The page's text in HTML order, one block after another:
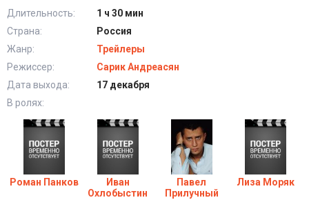
Зима в Простоквашино (2026) в хорошем качестве
HD
Длительность:
1 ч 30 мин
Страна:
Россия
Жанр:
Трейлеры
Режиссер:
Сарик Андреасян
Дата выхода:
17 декабря
В ролях:
Роман Панков
Иван
Охлобыстин
Павел
Прилучный
Лиза Моряк